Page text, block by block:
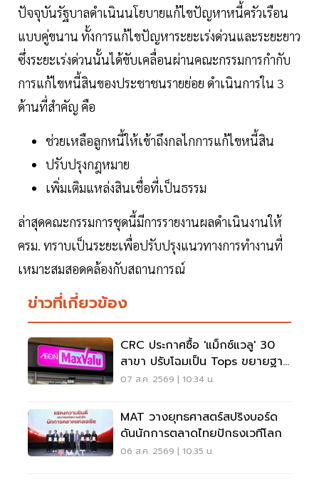
ปัจจุบันรัฐบาลดำเนินนโยบายแก้ไขปัญหาหนี้ครัวเรือน
แบบคู่ขนาน ทั้งการแก้ไขปัญหาระยะเร่งด่วนและระยะยาว
ซึ่งระยะเร่งด่วนนั้นได้ขับเคลื่อนผ่านคณะกรรมการกำกับ
การแก้ไขหนี้สินของประชาชนรายย่อย ดำเนินการใน 3
ด้านที่สำคัญ คือ
ช่วยเหลือลูกหนี้ให้เข้าถึงกลไกการแก้ไขหนี้สิน
ปรับปรุงกฎหมาย
เพิ่มเติมแหล่งสินเชื่อที่เป็นธรรม
ล่าสุดคณะกรรมการชุดนี้มีการรายงานผลดำเนินงานให้
ครม. ทราบเป็นระยะเพื่อปรับปรุงแนวทางการทำงานที่
เหมาะสมสอดคล้องกับสถานการณ์
ข่าวที่เกี่ยวข้อง
CRC ประกาศซื้อ 'แม็กซ์แวลู' 30
สาขา ปรับโฉมเป็น Tops ขยายฐาน
ลูกค้าเพิ่ม 9 แสนราย
07 ส.ค. 2569 | 10:34 น.
MAT วางยุทธศาสตร์สปริงบอร์ด
ดันนักการตลาดไทยปักธงเวทีโลก
06 ส.ค. 2569 | 10:35 น.